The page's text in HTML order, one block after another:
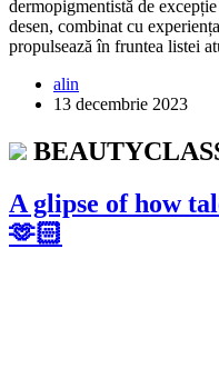
dermopigmentistă de
desen, combinat cu
propulsează în fruntea listei
alin
13 decembrie 2023
A glipse of how
🫶🏻